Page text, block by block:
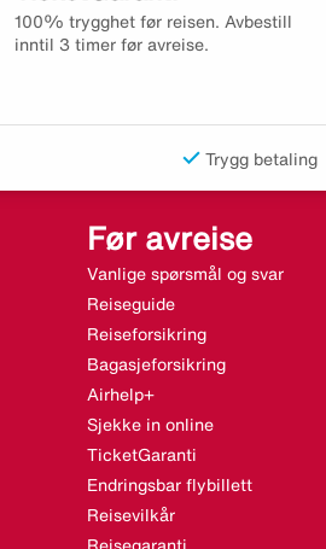
100% trygghet før reisen. Avbestill
inntil 3 timer før avreise.
Trygg betaling
Før avreise
Vanlige spørsmål og svar
Reiseguide
Reiseforsikring
Bagasjeforsikring
Airhelp+
Sjekke in online
TicketGaranti
Endringsbar flybillett
Reisevilkår
Reisegaranti